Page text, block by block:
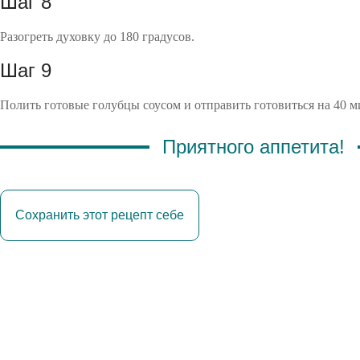
Разогреть духовку до 180 градусов.
Шаг 9
Полить готовые голубцы соусом и отправить готовиться на 40
Приятного аппетита!
Сохранить этот рецепт себе